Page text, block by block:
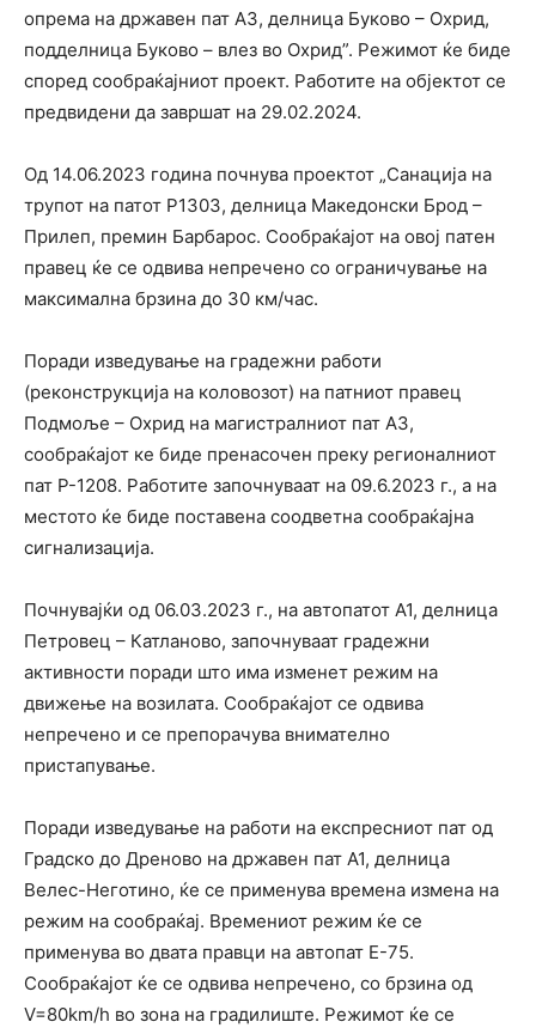
опрема на државен пат А3, делница Буково – Охрид,
подделница Буково – влез во Охрид”. Режимот ќе биде
според сообраќајниот проект. Работите на објектот се
предвидени да завршат на 29.02.2024.
Од 14.06.2023 година почнува проектот „Санација на
трупот на патот Р1303, делница Македонски Брод –
Прилеп, премин Барбаpос. Сообраќајот на овој патен
правец ќе се одвива непречено со ограничување на
максимална брзина до 30 км/час.
Поради изведување на градежни работи
(реконструкција на коловозот) на патниот правец
Подмоље – Охрид на магистралниот пат А3,
сообраќајот ке биде пренасочен преку регионалниот
пат Р-1208. Работите започнуваат на 09.6.2023 г., а на
местото ќе биде поставена соодветна сообраќајна
сигнализација.
Почнувајќи од 06.03.2023 г., на автопатот А1, делница
Петровец – Катланово, започнуваат градежни
активности поради што има изменет режим на
движење на возилата. Сообраќајот се одвива
непречено и се препорачува внимателно
пристапување.
Поради изведување на работи на експресниот пат од
Градско до Дреново на државен пат А1, делница
Велес-Неготино, ќе се применува времена измена на
режим на сообраќај. Времениот режим ќе се
применува во двата правци на автопат Е-75.
Сообраќајот ќе се одвива непречено, со брзина од
V=80km/h во зона на градилиште. Режимот ќе се